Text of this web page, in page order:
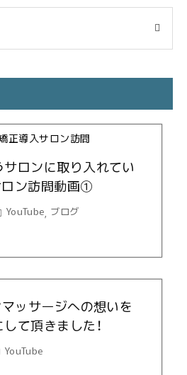
ロンに取り入れてい
ロン訪問動画①
YouTube, ブログ
ッサージへの想いを
て頂きました！
YouTube